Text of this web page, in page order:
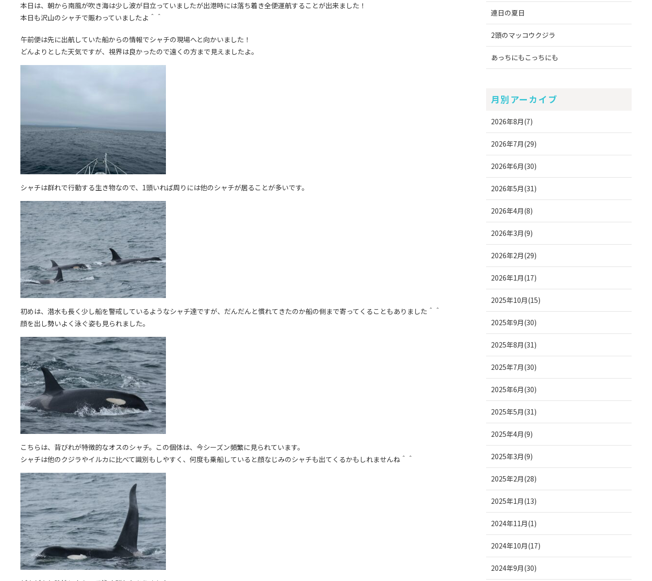
本日は、朝から南風が吹き海は少し波が目立っていましたが出港時には落ち着き全便運航することが出来ました！
本日も沢山のシャチで賑わっていましたよ＾＾
午前便は先に出航していた船からの情報でシャチの現場へと向かいました！
どんよりとした天気ですが、視界は良かったので遠くの方まで見えましたよ。
シャチは群れで行動する生き物なので、1頭いれば周りには他のシャチが居ることが多いです。
初めは、潜水も長く少し船を警戒しているようなシャチ達ですが、だんだんと慣れてきたのか船の側まで寄ってくることもありました＾＾
顔を出し勢いよく泳ぐ姿も見られました。
こちらは、背びれが特徴的なオスのシャチ。この個体は、今シーズン頻繁に見られています。
シャチは他のクジラやイルカに比べて識別もしやすく、何度も乗船していると顔なじみのシャチも出てくるかもしれませんね＾＾
連日の夏日
2頭のマッコウクジラ
あっちにもこっちにも
月別アーカイブ
2026年8月(7)
2026年7月(29)
2026年6月(30)
2026年5月(31)
2026年4月(8)
2026年3月(9)
2026年2月(29)
2026年1月(17)
2025年10月(15)
2025年9月(30)
2025年8月(31)
2025年7月(30)
2025年6月(30)
2025年5月(31)
2025年4月(9)
2025年3月(9)
2025年2月(28)
2025年1月(13)
2024年11月(1)
2024年10月(17)
2024年9月(30)